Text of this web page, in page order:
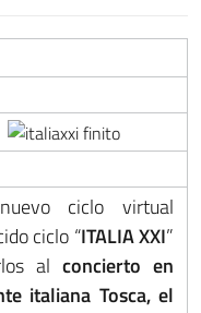
ciclo virtual
ciclo “ITALIA XXI”
al concierto en
italiana Tosca, el